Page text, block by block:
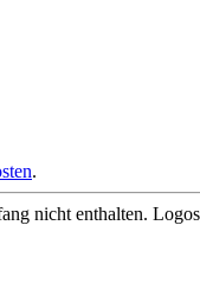
.
nicht enthalten.